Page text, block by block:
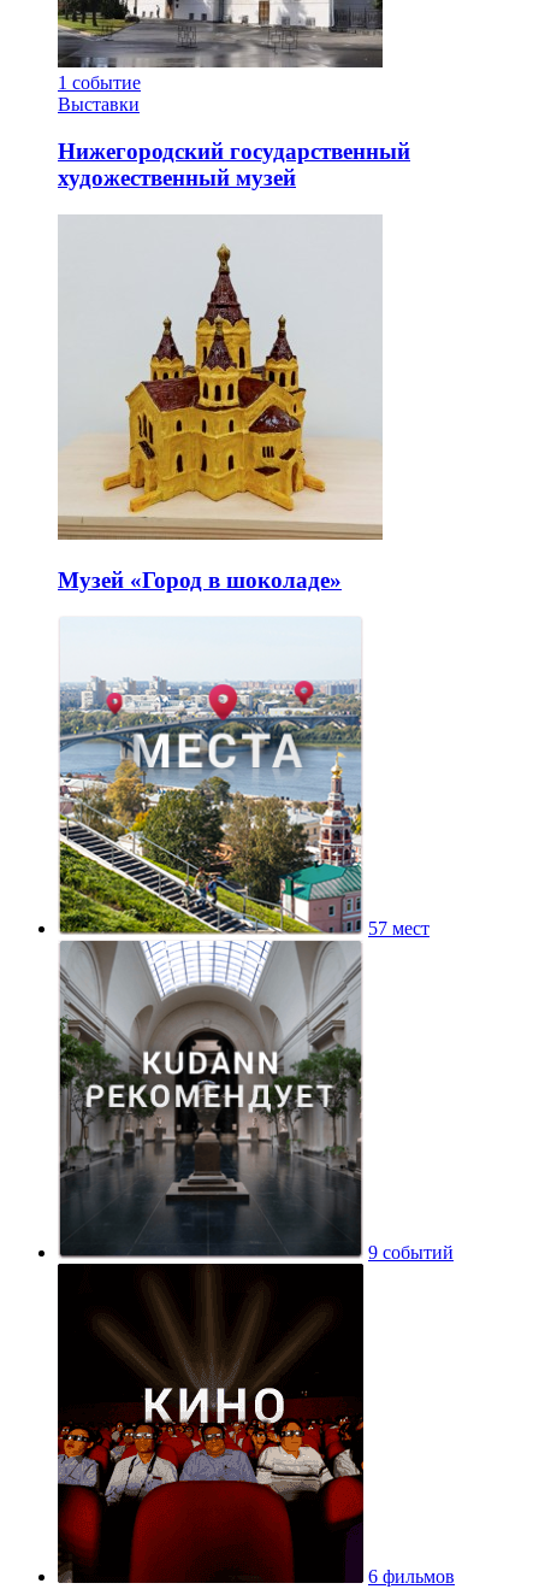
1 событие
Выставки
Нижегородский государственный
художественный музей
Музей «Город в шоколаде»
57 мест
9 событий
6 фильмов